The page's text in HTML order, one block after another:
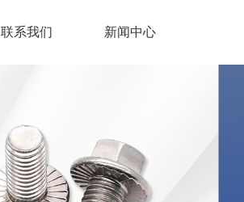
联系我们 新闻中心